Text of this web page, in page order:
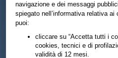
navigazione e dei messaggi
spiegato nell’informativa relativa ai
puoi:
cliccare su “Accetta tutti i
cookies, tecnici e di
validità di 12 mesi.